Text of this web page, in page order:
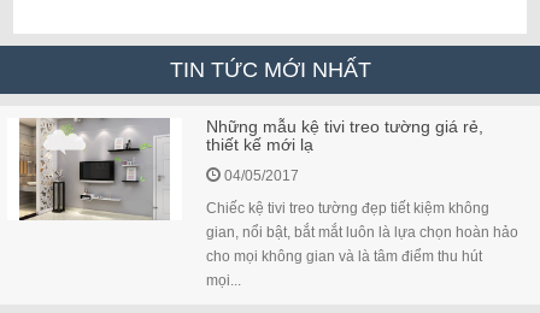
TIN TỨC MỚI NHẤT
Những mẫu kệ tivi treo tường giá rẻ,
thiết kế mới lạ
04/05/2017
Chiếc kệ tivi treo tường đẹp tiết kiệm không
gian, nổi bật, bắt mắt luôn là lựa chọn hoàn hảo
cho mọi không gian và là tâm điểm thu hút
mọi...